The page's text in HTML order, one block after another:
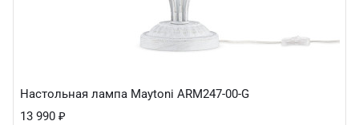
Настольная лампа Maytoni ARM247-00-G
13 990 ₽